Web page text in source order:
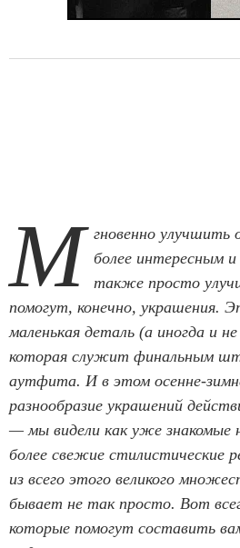
М гновенно улучшить
более интересным
также просто
помогут, конечно, украшения.
маленькая деталь (а иногда и
которая служит финальным
аутфита. И в этом осенне-
разнообразие украшений
— мы видели как уже знакомые
более свежие стилистические
из всего этого великого
бывает не так просто. Вот
которые помогут составить